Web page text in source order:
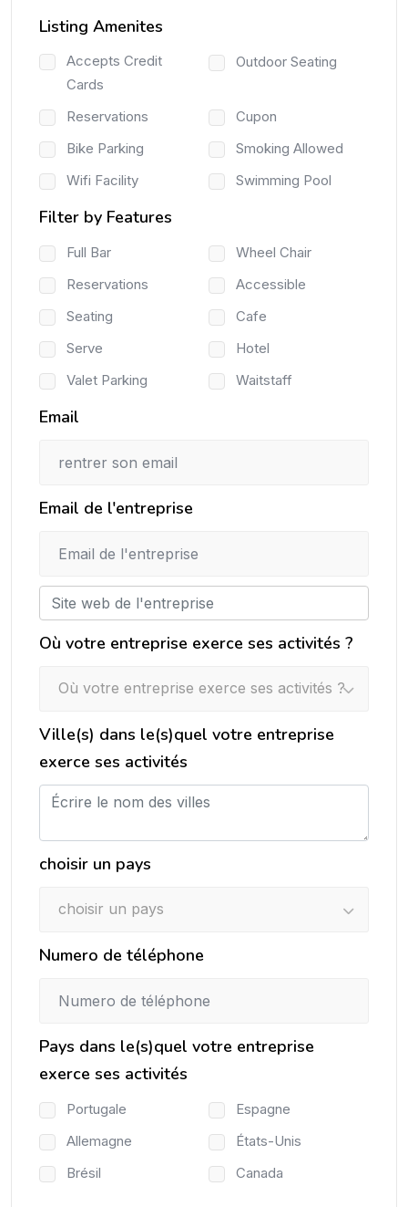
Listing Amenites
Accepts Credit
Cards
Outdoor Seating
Reservations
Cupon
Bike Parking
Smoking Allowed
Wifi Facility
Swimming Pool
Filter by Features
Full Bar
Wheel Chair
Reservations
Accessible
Seating
Cafe
Serve
Hotel
Valet Parking
Waitstaff
Email
Email de l'entreprise
Où votre entreprise exerce ses activités ?
Où votre entreprise exerce ses activités ?
Ville(s) dans le(s)quel votre entreprise
exerce ses activités
choisir un pays
choisir un pays
Numero de téléphone
Pays dans le(s)quel votre entreprise
exerce ses activités
Portugale
Espagne
Allemagne
États-Unis
Brésil
Canada